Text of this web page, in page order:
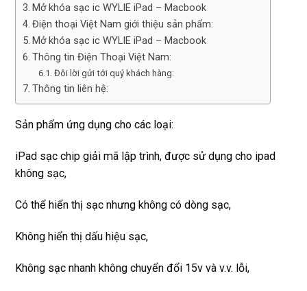
Mở khóa sạc ic WYLIE iPad – Macbook
Điện thoại Việt Nam giới thiệu sản phẩm:
Mở khóa sạc ic WYLIE iPad – Macbook
Thông tin Điện Thoại Việt Nam:
Đôi lời gửi tới quý khách hàng:
Thông tin liên hệ:
Sản phẩm ứng dụng cho các loại:
iPad sạc chip giải mã lập trình, được sử dụng cho ipad
không sạc,
Có thể hiển thị sạc nhưng không có dòng sạc,
Không hiển thị dấu hiệu sạc,
Không sạc nhanh không chuyển đổi 15v và v.v. lỗi,